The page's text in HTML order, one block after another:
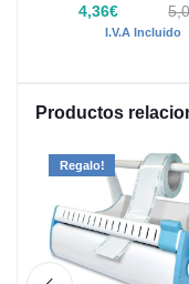
4,36€
I.V.A Incluido
Productos
Regalo!